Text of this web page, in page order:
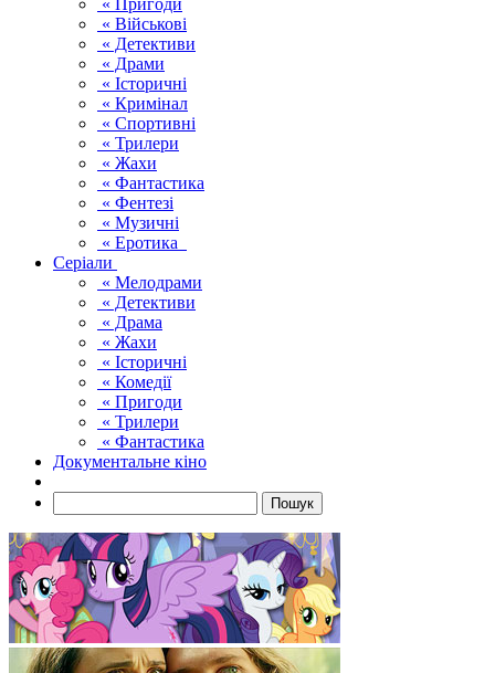
« Пригоди
« Військові
« Детективи
« Драми
« Історичні
« Кримінал
« Спортивні
« Трилери
« Жахи
« Фантастика
« Фентезі
« Музичні
« Еротика
Серіали
« Мелодрами
« Детективи
« Драма
« Жахи
« Історичні
« Комедії
« Пригоди
« Трилери
« Фантастика
Документальне кіно
Пошук